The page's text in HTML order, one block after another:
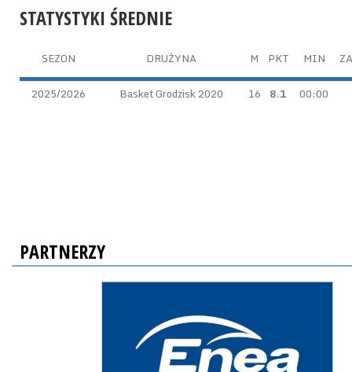
STATYSTYKI ŚREDNIE
SEZON DRUŻYNA M PKT MIN
2025/2026 Basket Grodzisk 2020 16 8.1 00:00
PARTNERZY